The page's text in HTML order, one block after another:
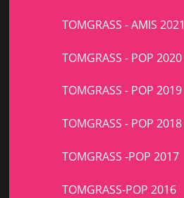
TOMGRASS - AMIS 2021
TOMGRASS - POP 2020
TOMGRASS - POP 2019
TOMGRASS - POP 2018
TOMGRASS -POP 2017
TOMGRASS-POP 2016